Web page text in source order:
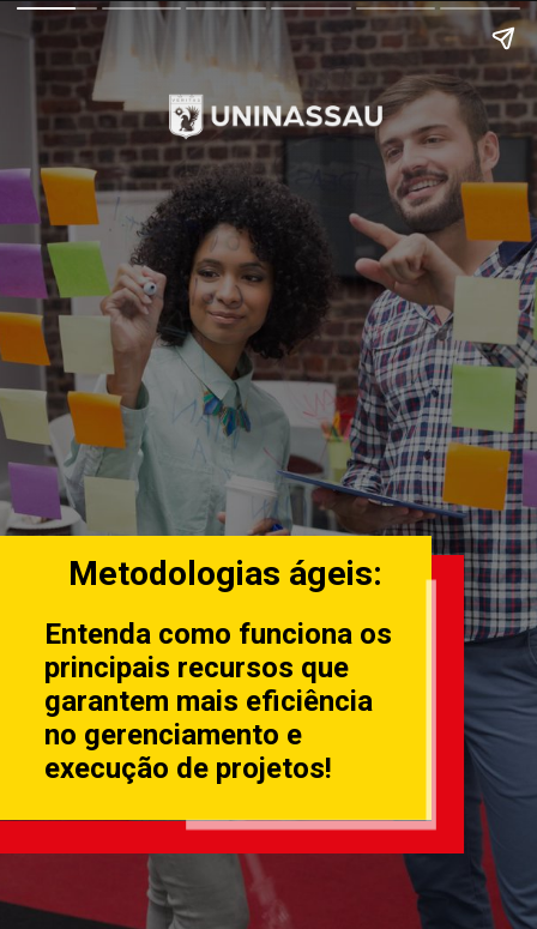
Entenda como funciona os
principais recursos que
garantem mais eficiência
no gerenciamento e
execução de projetos!
Metodologias ágeis: